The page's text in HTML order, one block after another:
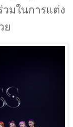
วมในการแต่ง
ย